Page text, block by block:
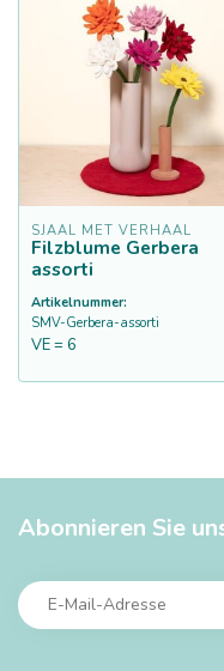
SJAAL MET VERHAAL
Filzblume Gerbera
assorti
Artikelnummer:
SMV-Gerbera-assorti
VE = 6
Abonnieren Sie